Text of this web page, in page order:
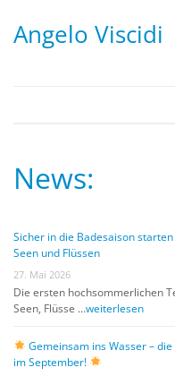
Angelo Viscidi
News:
Sicher in die Badesaison
Seen und Flüssen
27. Mai 2026
Die ersten hochsommerlichen
Seen, Flüsse …weiterlesen
Gemeinsam ins Wasser –
im September!